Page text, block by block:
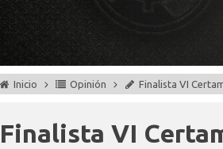
Inicio Opinión Finalista VI
Finalista VI